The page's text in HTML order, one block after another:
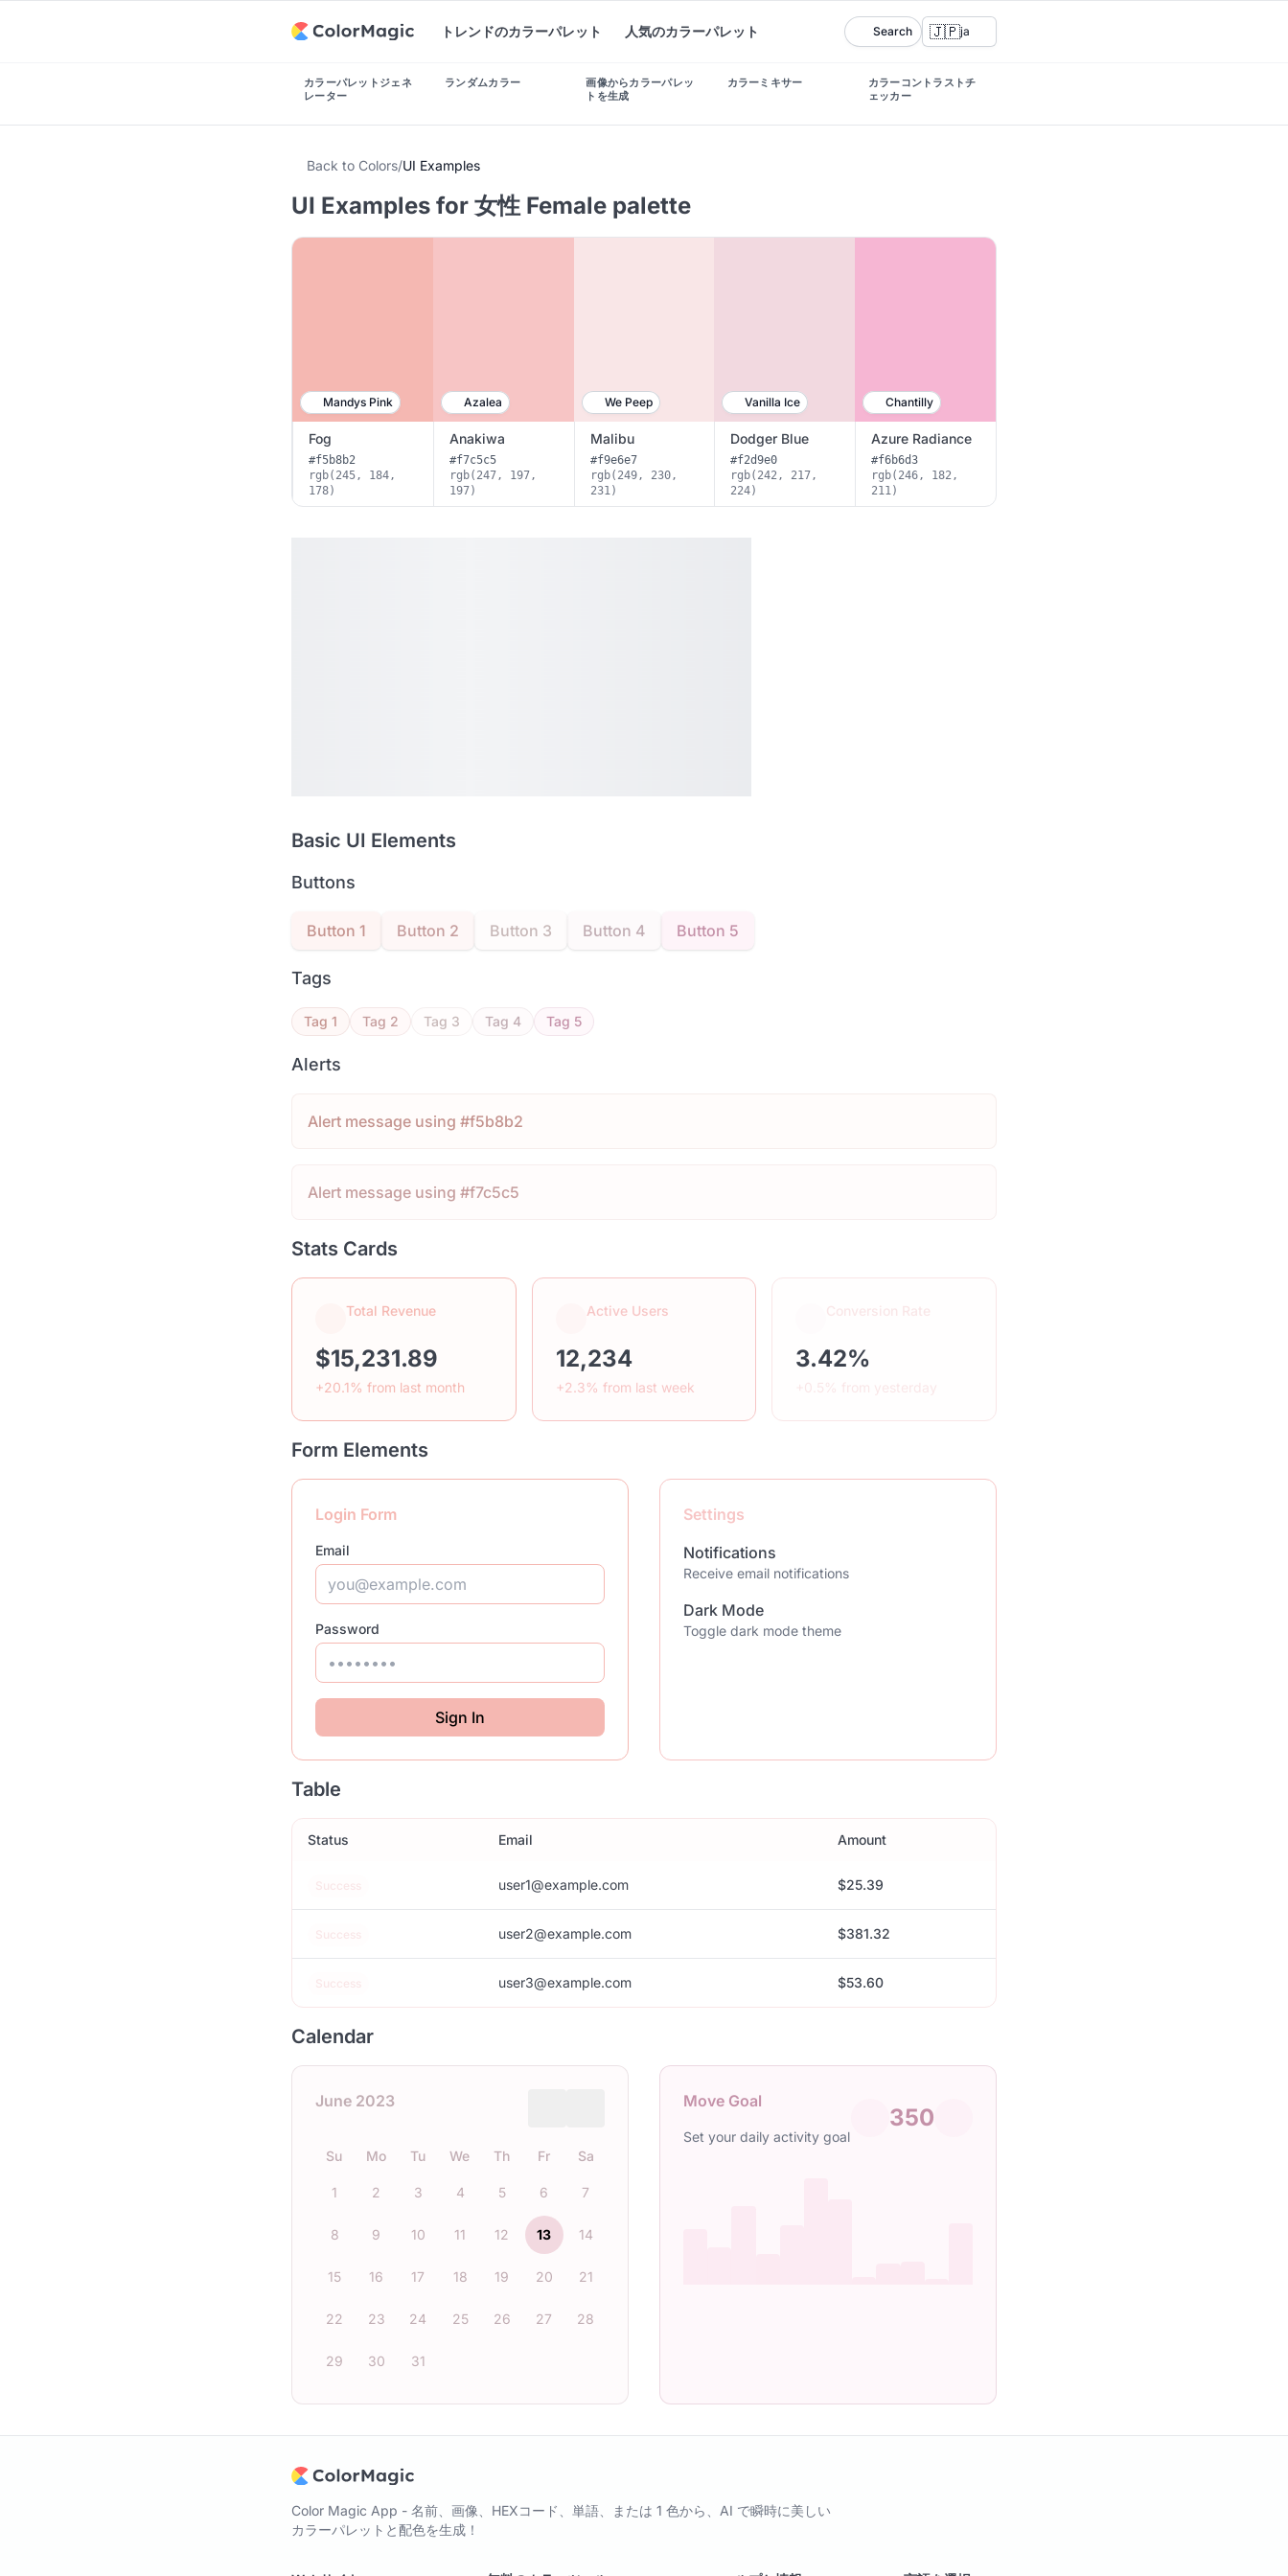
トレンドのカラーパレット 人気のカラーパレット Search 🇯🇵ja
カラーパレットジェネ
レーター
ランダムカラー
画像からカラーパレッ
トを生成
カラーミキサー
カラーコントラストチ
ェッカー
Back to Colors/UI Examples
UI Examples for 女性 Female palette
Mandys Pink Azalea We Peep Vanilla Ice Chantilly
Fog
#f5b8b2
rgb(245, 184,
178)
Anakiwa
#f7c5c5
rgb(247, 197,
197)
Malibu
#f9e6e7
rgb(249, 230,
231)
Dodger Blue
#f2d9e0
rgb(242, 217,
224)
Azure Radiance
#f6b6d3
rgb(246, 182,
211)
Basic UI Elements
Buttons
Button 1 Button 2 Button 3 Button 4 Button 5
Tags
Tag 1 Tag 2 Tag 3 Tag 4 Tag 5
Alerts
Alert message using #f5b8b2
Alert message using #f7c5c5
Stats Cards
Total Revenue
$15,231.89
+20.1% from last month
Active Users
12,234
+2.3% from last week
Conversion Rate
3.42%
+0.5% from yesterday
Form Elements
Login Form
Email
Password
Sign In
Settings
Notifications
Receive email notifications
Dark Mode
Toggle dark mode theme
Table
Status Email Amount
user1@example.com $25.39
user2@example.com $381.32
user3@example.com $53.60
Calendar
June 2023
Su Mo Tu We Th Fr Sa
1 2 3 4 5 6 7
8 9 10 11 12 13 14
15 16 17 18 19 20 21
22 23 24 25 26 27 28
29 30 31
Move Goal
Set your daily activity goal
350
Color Magic App - 名前、画像、HEXコード、単語、または 1 色から、AI で瞬時に美しい
カラーパレットと配色を生成！